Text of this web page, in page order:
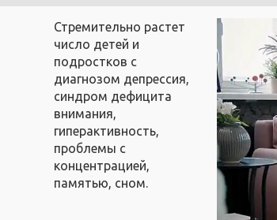
Стремительно растет
число детей и
подростков с
диагнозом депрессия,
синдром дефицита
внимания,
гиперактивность,
проблемы с
концентрацией,
памятью, сном.